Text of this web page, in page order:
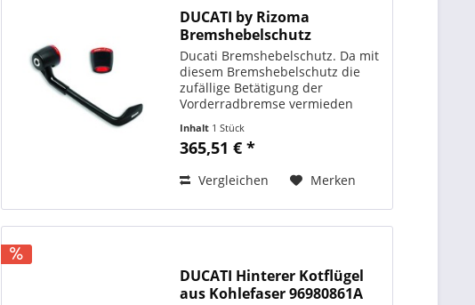
DUCATI by Rizoma
Bremshebelschutz
Ducati Bremshebelschutz. Da mit
diesem Bremshebelschutz die
zufällige Betätigung der
Vorderradbremse vermieden
die Sicherheit für den Fahrer.
Umfasst auch das linke
Zusammenarbeit mit...
Inhalt 1 Stück
365,51 € *
Vergleichen Merken
DUCATI Hinterer Kotflügel
aus Kohlefaser 96980861A